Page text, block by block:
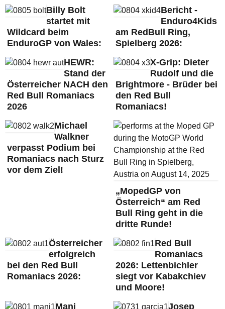
Billy Bolt
startet mit
Wildcard beim
EnduroGP von Wales:
Bericht -
Enduro4Kids
am RedBull Ring,
Spielberg 2026:
HEWR:
Stand der
Österreicher NACH den
Red Bull Romaniacs
2026
X-Grip: Dieter
Rudolf und die
Brightmore - Brüder bei
den Red Bull
Romaniacs!
Michael
Walkner
verpasst Podium bei
Romaniacs nach Sturz
vor dem Ziel!
„MopedGP von
Österreich“ am Red
Bull Ring geht in die
dritte Runde!
Österreicher
erfolgreich
bei den Red Bull
Romaniacs 2026:
Red Bull
Romaniacs
2026: Lettenbichler
siegt vor Kabakchiev
und Moore!
Mani
Josep